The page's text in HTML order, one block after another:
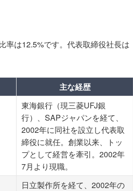
率は12.5%です。代表取締役社長は
主な経歴
東海銀行（現三菱UFJ銀
行）、SAPジャパンを経て、
2002年に同社を設立し代表取
締役に就任。創業以来、トッ
プとして経営を牽引。2002年
7月より現職。
日立製作所を経て、2002年の